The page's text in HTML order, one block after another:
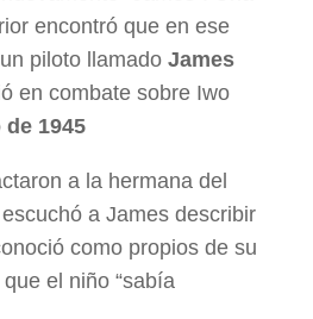
encontró que en ese
piloto llamado James
en combate sobre Iwo
de 1945
a la hermana del
a James describir
como propios de su
el niño “sabía